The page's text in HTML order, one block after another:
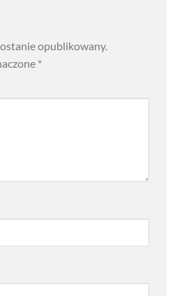
opublikowany.
*